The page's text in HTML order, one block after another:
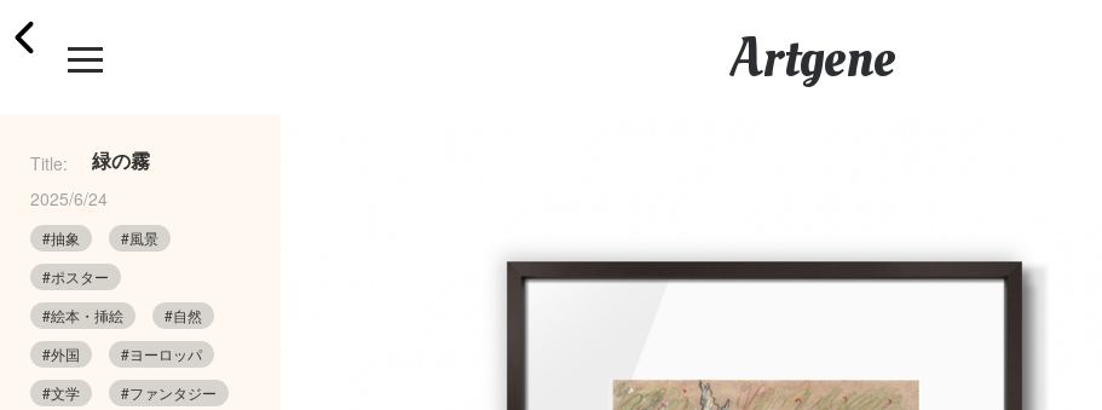
Artgene
Title: 緑の霧
2025/6/24
#抽象
#風景
#ポスター
#絵本・挿絵
#自然
#外国
#ヨーロッパ
#文学
#ファンタジー